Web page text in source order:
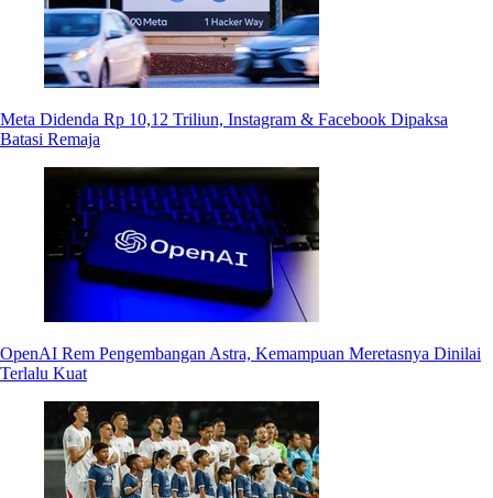
Meta Didenda Rp 10,12 Triliun, Instagram & Facebook Dipaksa
Batasi Remaja
OpenAI Rem Pengembangan Astra, Kemampuan Meretasnya Dinilai
Terlalu Kuat